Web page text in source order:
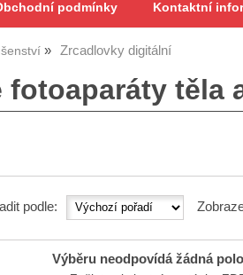
podmínky Kontaktní
Zrcadlovky digitální
těla
podle:
Výběru neodpovídá žádná